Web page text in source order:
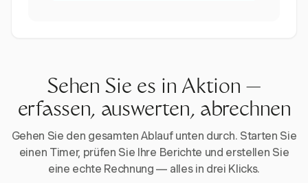
Sehen Sie es in Aktion —
erfassen, auswerten, abrechnen
Gehen Sie den gesamten Ablauf unten durch. Starten Sie
einen Timer, prüfen Sie Ihre Berichte und erstellen Sie
eine echte Rechnung — alles in drei Klicks.